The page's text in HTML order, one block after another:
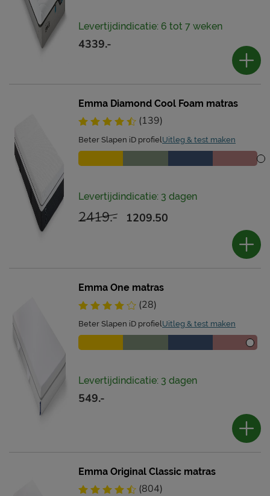
Levertijdindicatie: 6 tot 7 weken
4339.-
Emma Diamond Cool Foam matras
(139)
Beter Slapen iD profielUitleg & test maken
Levertijdindicatie: 3 dagen
2419.- 1209.50
Emma One matras
(28)
Beter Slapen iD profielUitleg & test maken
Levertijdindicatie: 3 dagen
549.-
Emma Original Classic matras
(804)